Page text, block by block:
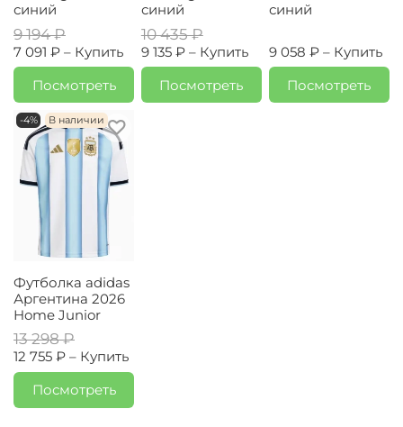
синий
9 194 ₽
7 091 ₽ – Купить
Посмотреть
синий
10 435 ₽
9 135 ₽ – Купить
Посмотреть
синий
9 058 ₽ – Купить
Посмотреть
-4% В наличии
Футболка adidas
Аргентина 2026
Home Junior
13 298 ₽
12 755 ₽ – Купить
Посмотреть